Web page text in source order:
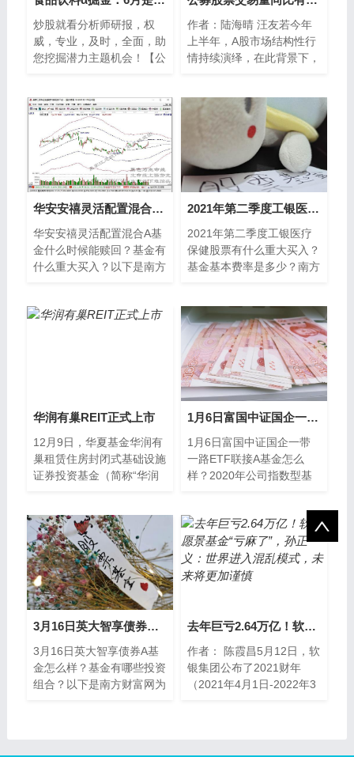
炒股就看分析师研报，权
威，专业，及时，全面，助
您挖掘潜力主题机会！【公
日，持股5
作者：陆海晴 汪友若今年
上半年，A股市场结构性行
情持续演绎，在此背景下，
同期略减少1 39亿
华安安禧灵活配置混合A基金什么时候能赎回？基金有什么重大买入？（2021年第二季度）
华安安禧灵活配置混合A基
金什么时候能赎回？基金有
什么重大买入？以下是南方
混合A基金重大买入
2021年第二季度工银医疗保健股票有什么重大买入？基金基本费率是多少？
2021年第二季度工银医疗
保健股票有什么重大买入？
基金基本费率是多少？南方
季度重大买入详情
华润有巢REIT正式上市
12月9日，华夏基金华润有
巢租赁住房封闭式基础设施
证券投资基金（简称“华润
祥明、华润置地
1月6日富国中证国企一带一路ETF联接A基金怎么样？2020年公司指数型基金规模697.18亿元
1月6日富国中证国企一带
一路ETF联接A基金怎么
样？2020年公司指数型基
是南方财富网为您整理的1
月6日富国中证
3月16日英大智享债券A基金怎么样？基金有哪些投资组合？
3月16日英大智享债券A基
金怎么样？基金有哪些投资
组合？以下是南方财富网为
去年巨亏2.64万亿！软银愿景基金“亏麻了”，孙正义：世界进入混乱模式，未来将更加谨慎
作者： 陈霞昌5月12日，软
银集团公布了2021财年
（2021年4月1日-2022年3